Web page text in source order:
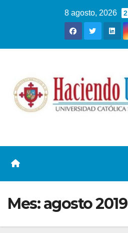
8 agosto, 2026
Mes:agosto 2019